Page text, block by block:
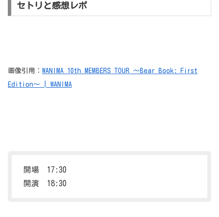
セトリと感想レポ
画像引用： WANIMA 10th MEMBERS TOUR 〜Bear Book: First
Edition〜 | WANIMA
開場 17:30
開演 18:30